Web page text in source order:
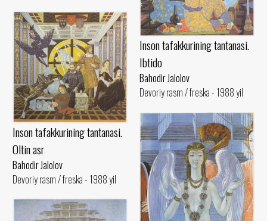
Inson tafakkurining tantanasi.
Ibtido
Bahodir Jalolov
Devoriy rasm / freska - 1988 yil
Inson tafakkurining tantanasi.
Oltin asr
Bahodir Jalolov
Devoriy rasm / freska - 1988 yil